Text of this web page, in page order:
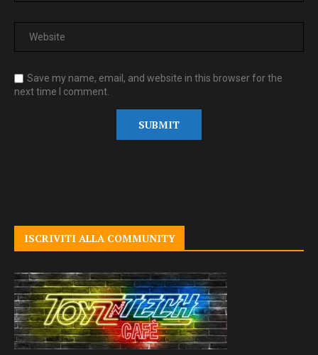
Save my name, email, and website in this browser for the
next time I comment.
ISCRIVITI ALLA COMMUNITY